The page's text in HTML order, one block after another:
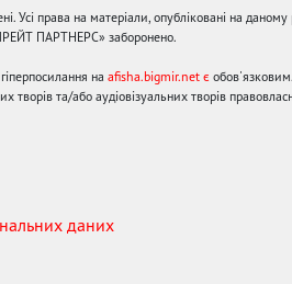
права на матеріали, опубліковані на
ПАРТНЕРС» заборонено.
на afisha.bigmir.net є обов'язковим.
творів та/або аудіовізуальних творів
даних